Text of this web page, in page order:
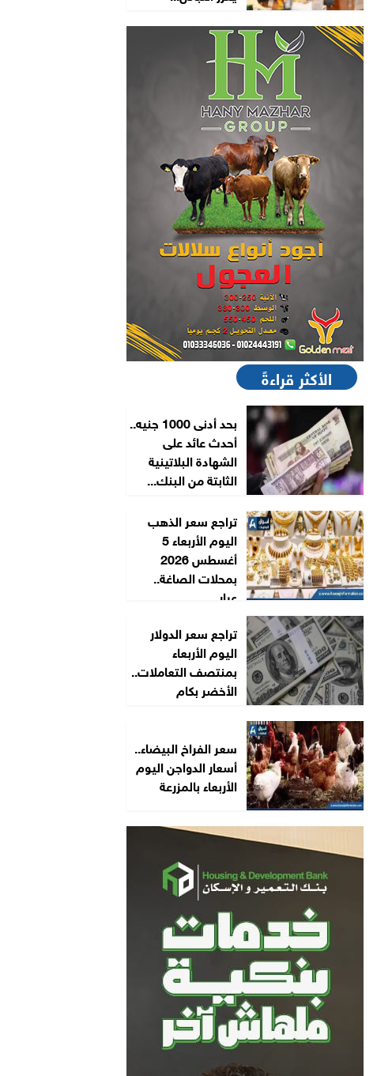
الأكثر قراءةً
بحد أدنى 1000 جنيه..
أحدث عائد على
الشهادة البلاتينية
الثابتة من البنك...
تراجع سعر الذهب
اليوم الأربعاء 5
أغسطس 2026
بمحلات الصاغة..
عيار...
تراجع سعر الدولار
اليوم الأربعاء
بمنتصف التعاملات..
الأخضر بكام
سعر الفراخ البيضاء..
أسعار الدواجن اليوم
الأربعاء بالمزرعة